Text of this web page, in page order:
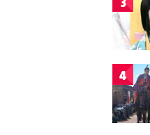
4